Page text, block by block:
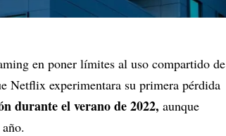
en poner límites al uso compartido de
Netflix experimentara su primera pérdida
durante el verano de 2022, aunque